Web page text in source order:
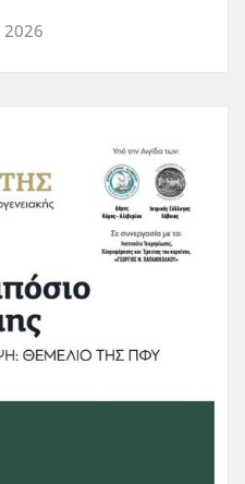
2026